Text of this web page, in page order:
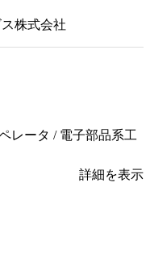
株式会社
レータ / 電子部品系工
詳細を表示